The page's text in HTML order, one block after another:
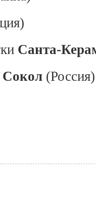
Санта-
Сокол (Россия)